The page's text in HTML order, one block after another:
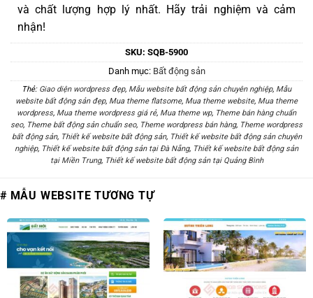
và chất lượng hợp lý nhất. Hãy trải nghiệm và cảm
nhận!
SKU: SQB-5900
Danh mục: Bất động sản
Thẻ: Giao diện wordpress đẹp, Mẫu website bất động sản chuyên nghiệp, Mẫu
website bất động sản đẹp, Mua theme flatsome, Mua theme website, Mua theme
wordpress, Mua theme wordpress giá rẻ, Mua theme wp, Theme bán hàng chuẩn
seo, Theme bất động sản chuẩn seo, Theme wordpress bán hàng, Theme wordpress
bất động sản, Thiết kế website bất động sản, Thiết kế website bất động sản chuyên
nghiệp, Thiết kế website bất động sản tại Đà Nẵng, Thiết kế website bất động sản
tại Miền Trung, Thiết kế website bất động sản tại Quảng Bình
# MẪU WEBSITE TƯƠNG TỰ